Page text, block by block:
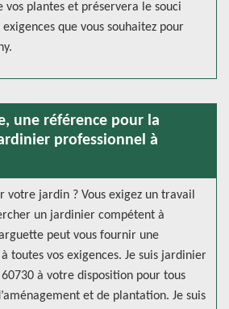
vos plantes et préservera le souci
exigences que vous souhaitez pour
une référence pour la
professionnel à
votre jardin ? Vous exigez un travail
un jardinier compétent à
peut vous fournir une
toutes vos exigences. Je suis jardinier
à votre disposition pour tous
et de plantation. Je suis